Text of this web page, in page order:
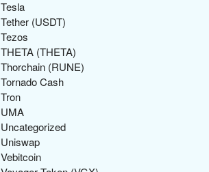
Tesla
Tether (USDT)
Tezos
THETA (THETA)
Thorchain (RUNE)
Tornado Cash
Tron
UMA
Uncategorized
Uniswap
Vebitcoin